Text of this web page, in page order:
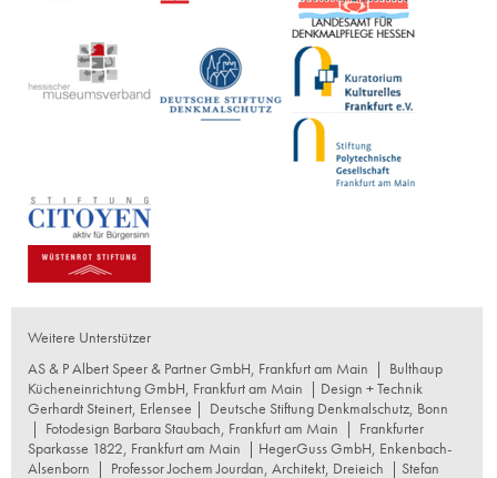
Weitere Unterstützer
AS & P Albert Speer & Partner GmbH, Frankfurt am Main
Bulthaup
Kücheneinrichtung GmbH, Frankfurt am Main | Design + Technik
Gerhardt Steinert, Erlensee | Deutsche Stiftung Denkmalschutz, Bonn
Fotodesign Barbara Staubach, Frankfurt am Main
Frankfurter
Sparkasse 1822, Frankfurt am Main
HegerGuss GmbH, Enkenbach-
Alsenborn
Professor Jochem Jourdan, Architekt, Dreieich | Stefan